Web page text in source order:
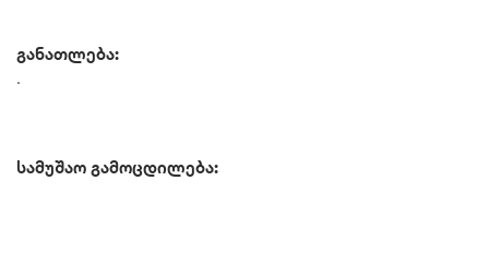
განათლება:
.
სამუშაო გამოცდილება: